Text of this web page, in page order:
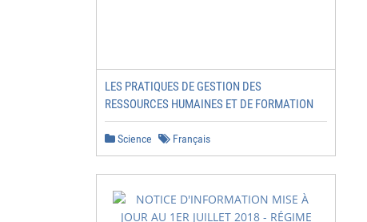
LES PRATIQUES DE GESTION DES
RESSOURCES HUMAINES ET DE FORMATION
Science Français